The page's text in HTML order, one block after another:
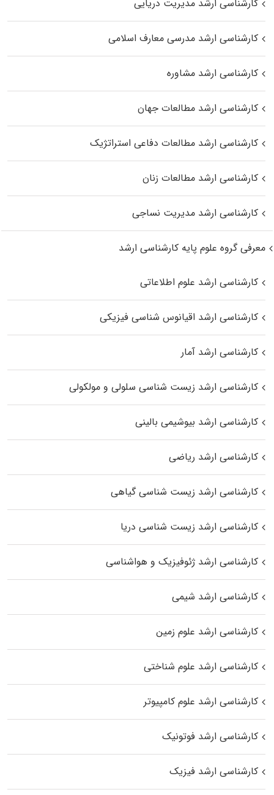
کارشناسی ارشد مدیریت دریایی
کارشناسی ارشد مدرسی معارف اسلامی
کارشناسی ارشد مشاوره
کارشناسی ارشد مطالعات جهان
کارشناسی ارشد مطالعات دفاعی استراتژیک
کارشناسی ارشد مطالعات زنان
کارشناسی ارشد مدیریت نساجی
معرفی گروه علوم پایه کارشناسی ارشد
کارشناسی ارشد علوم اطلاعاتی
کارشناسی ارشد اقیانوس‌ شناسی فیزیکی
کارشناسی ارشد آمار
کارشناسی ارشد زیست شناسی سلولی و مولکولی
کارشناسی ارشد بیوشیمی بالینی
کارشناسی ارشد ریاضی
کارشناسی ارشد زیست‌ شناسی گیاهی
کارشناسی ارشد زیست‌ شناسی دریا
کارشناسی ارشد ژئوفیزیک و هواشناسی
کارشناسی ارشد شیمی
کارشناسی ارشد علوم زمین
کارشناسی ارشد علوم شناختی
کارشناسی ارشد علوم کامپیوتر
کارشناسی ارشد فوتونیک
کارشناسی ارشد فیزیک